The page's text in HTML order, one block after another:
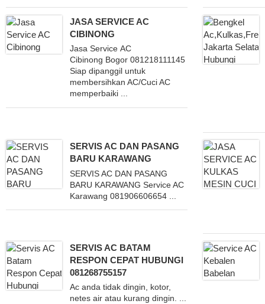
JASA SERVICE AC
CIBINONG
Jasa Service AC
Cibinong Bogor 081218111145
Siap dipanggil untuk
membersihkan AC/Cuci AC
memperbaiki ...
SERVIS AC DAN PASANG
BARU KARAWANG
SERVIS AC DAN PASANG
BARU KARAWANG Service AC
Karawang 081906606654 ...
SERVIS AC BATAM
RESPON CEPAT HUBUNGI
081268755157
Ac anda tidak dingin, kotor,
netes air atau kurang dingin. ...